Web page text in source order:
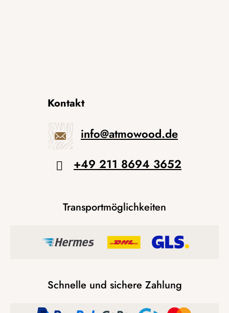
Kontakt
info@atmowood.de
+49 211 8694 3652
Transportmöglichkeiten
Schnelle und sichere Zahlung